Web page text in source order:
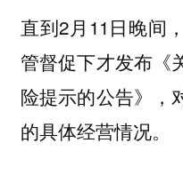
直到2月11日晚间
管督促下才发布《
险提示的公告》，
的具体经营情况。